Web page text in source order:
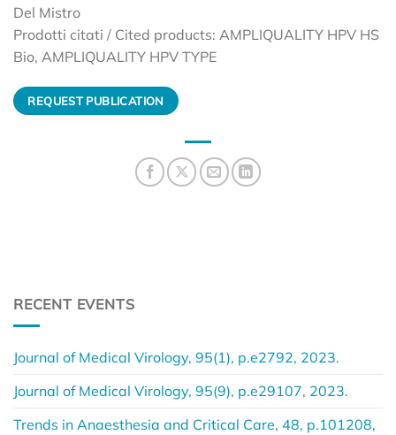
Del Mistro
Prodotti citati / Cited products: AMPLIQUALITY HPV HS
Bio, AMPLIQUALITY HPV TYPE
REQUEST PUBLICATION
RECENT EVENTS
Journal of Medical Virology, 95(1), p.e2792, 2023.
Journal of Medical Virology, 95(9), p.e29107, 2023.
Trends in Anaesthesia and Critical Care, 48, p.101208,